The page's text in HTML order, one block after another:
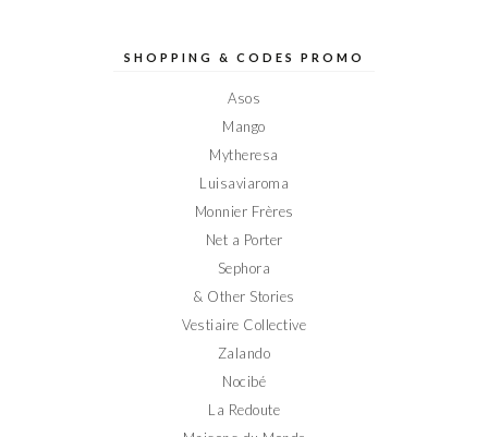
sursur sur sur sur
SHOPPING & CODES PROMO
Asos
Mango
Mytheresa
Luisaviaroma
Monnier Frères
Net a Porter
Sephora
& Other Stories
Vestiaire Collective
Zalando
Nocibé
La Redoute